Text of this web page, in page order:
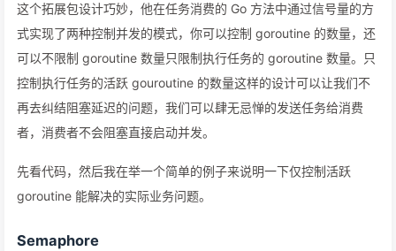
这个拓展包设计巧妙，他在任务消费的 Go 方法中通过信号量的方
式实现了两种控制并发的模式，你可以控制 goroutine 的数量，还
可以不限制 goroutine 数量只限制执行任务的 goroutine 数量。只
控制执行任务的活跃 gouroutine 的数量这样的设计可以让我们不
再去纠结阻塞延迟的问题，我们可以肆无忌惮的发送任务给消费
者，消费者不会阻塞直接启动并发。
先看代码，然后我在举一个简单的例子来说明一下仅控制活跃
goroutine 能解决的实际业务问题。
Semaphore